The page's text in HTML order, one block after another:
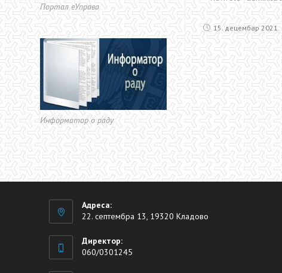
15. децембар 2021.
Портал еУправа
Информатор о раду
Адреса:
22. септембра 13, 19320 Кладово
Директор:
060/0301245